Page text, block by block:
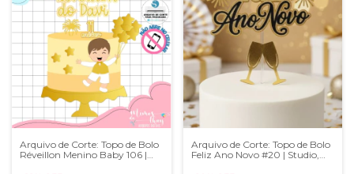
Arquivo de Corte: Topo de Bolo
Réveillon Menino Baby 106 |
Arquivo de Corte: Topo de Bolo
Feliz Ano Novo #20 | Studio,